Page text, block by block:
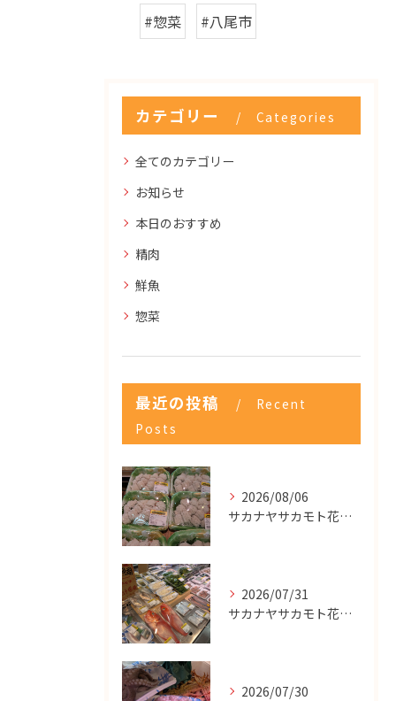
#惣菜 #八尾市
カテゴリー Categories
全てのカテゴリー
お知らせ
本日のおすすめ
精肉
鮮魚
惣菜
最近の投稿
Recent
Posts
2026/08/06
サカナヤサカモト花園店
2026/07/31
サカナヤサカモト花園店
2026/07/30